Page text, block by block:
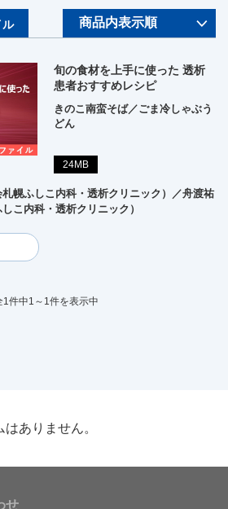
ル
旬の食材を上手に使った 透析
患者おすすめレシピ
きのこ南蛮そば／ごま冷しゃぶう
どん
24MB
幌ふしこ内科・透析クリニック）／舟渡祐
こ内科・透析クリニック）
1件中1～1件を表示中
ありません。
せ